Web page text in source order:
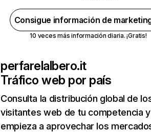
Consigue información de
10 veces más información diaria. ¡Gratis!
perfarelalbero.it
Tráfico web por país
Consulta la distribución global de
visitantes web de tu competencia y
empieza a aprovechar los